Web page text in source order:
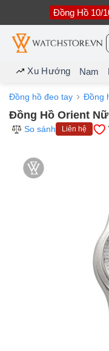
nội
dung
Đồng Hồ 10/
Xu Hướng Nam
Đồng hồ đeo tay Đồng
Đồng Hồ Orient Nữ
So sánh
Liên hệ